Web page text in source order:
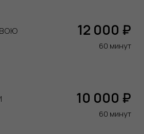
12 000 ₽
60 минут
10 000 ₽
60 минут